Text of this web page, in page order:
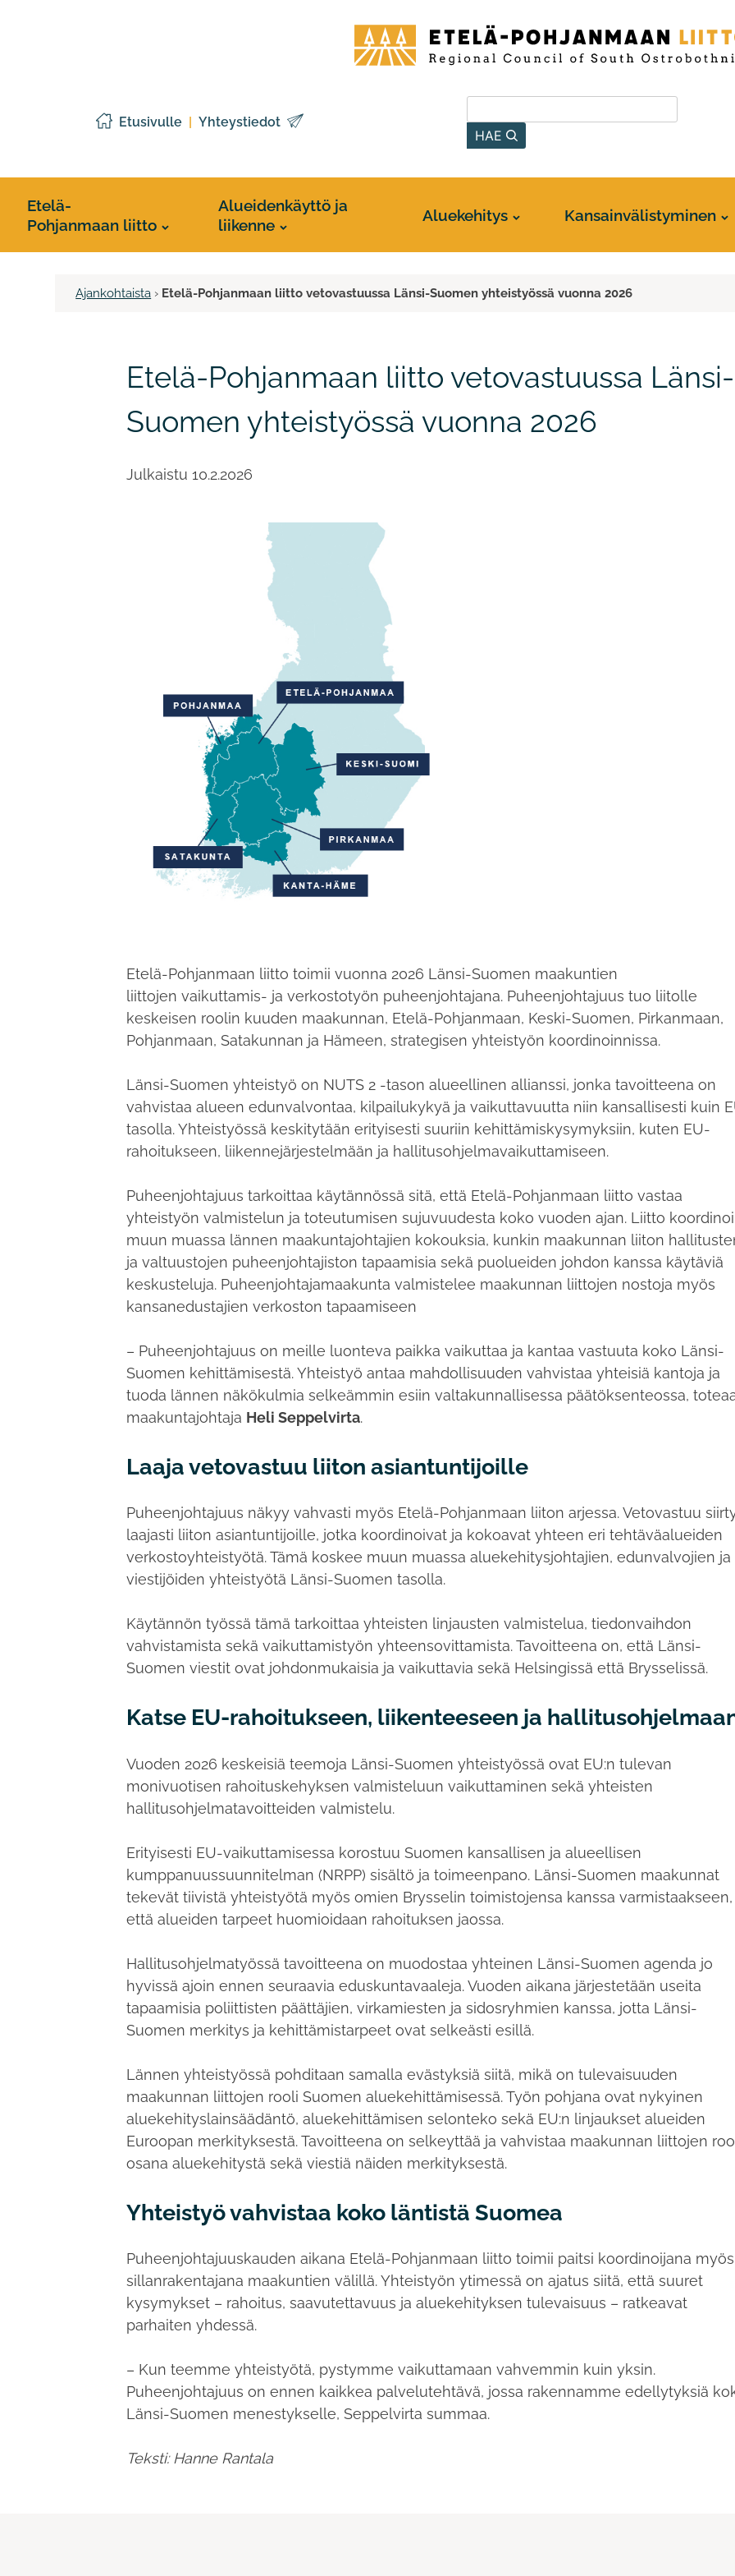
Pohjanmaan
liitto
Etusivulle Yhteystiedot
HAE
Etelä-
Pohjanmaan liitto
Alueidenkäyttö ja
liikenne
Aluekehitys Kansainvälistyminen
Ajankohtaista › Etelä-Pohjanmaan liitto vetovastuussa Länsi-Suomen yhteistyössä vuonna 2026
Etelä-Pohjanmaan liitto vetovastuussa Länsi-
Suomen yhteistyössä vuonna 2026
Julkaistu10.2.2026
Etelä-Pohjanmaan liitto toimii vuonna 2026 Länsi-Suomen maakuntien
liittojen vaikuttamis- ja verkostotyön puheenjohtajana. Puheenjohtajuus tuo liitolle
keskeisen roolin kuuden maakunnan, Etelä-Pohjanmaan, Keski-Suomen, Pirkanmaan,
Pohjanmaan, Satakunnan ja Hämeen, strategisen yhteistyön koordinoinnissa.
Länsi-Suomen yhteistyö on NUTS 2 -tason alueellinen allianssi, jonka tavoitteena on
vahvistaa alueen edunvalvontaa, kilpailukykyä ja vaikuttavuutta niin kansallisesti kuin
tasolla. Yhteistyössä keskitytään erityisesti suuriin kehittämiskysymyksiin, kuten EU-
rahoitukseen, liikennejärjestelmään ja hallitusohjelmavaikuttamiseen.
Puheenjohtajuus tarkoittaa käytännössä sitä, että Etelä-Pohjanmaan liitto vastaa
yhteistyön valmistelun ja toteutumisen sujuvuudesta koko vuoden ajan. Liitto koordinoi
muun muassa lännen maakuntajohtajien kokouksia, kunkin maakunnan liiton
ja valtuustojen puheenjohtajiston tapaamisia sekä puolueiden johdon kanssa käytäviä
keskusteluja. Puheenjohtajamaakunta valmistelee maakunnan liittojen nostoja myös
kansanedustajien verkoston tapaamiseen
– Puheenjohtajuus on meille luonteva paikka vaikuttaa ja kantaa vastuuta koko Länsi-
Suomen kehittämisestä. Yhteistyö antaa mahdollisuuden vahvistaa yhteisiä kantoja ja
tuoda lännen näkökulmia selkeämmin esiin valtakunnallisessa päätöksenteossa,
maakuntajohtaja Heli Seppelvirta.
Laaja vetovastuu liiton asiantuntijoille
Puheenjohtajuus näkyy vahvasti myös Etelä-Pohjanmaan liiton arjessa. Vetovastuu
laajasti liiton asiantuntijoille, jotka koordinoivat ja kokoavat yhteen eri tehtäväalueiden
verkostoyhteistyötä. Tämä koskee muun muassa aluekehitysjohtajien, edunvalvojien ja
viestijöiden yhteistyötä Länsi-Suomen tasolla.
Käytännön työssä tämä tarkoittaa yhteisten linjausten valmistelua, tiedonvaihdon
vahvistamista sekä vaikuttamistyön yhteensovittamista. Tavoitteena on, että Länsi-
Suomen viestit ovat johdonmukaisia ja vaikuttavia sekä Helsingissä että Brysselissä.
Katse EU-rahoitukseen, liikenteeseen ja
Vuoden 2026 keskeisiä teemoja Länsi-Suomen yhteistyössä ovat EU:n tulevan
monivuotisen rahoituskehyksen valmisteluun vaikuttaminen sekä yhteisten
hallitusohjelmatavoitteiden valmistelu.
Erityisesti EU-vaikuttamisessa korostuu Suomen kansallisen ja alueellisen
kumppanuussuunnitelman (NRPP) sisältö ja toimeenpano. Länsi-Suomen maakunnat
tekevät tiivistä yhteistyötä myös omien Brysselin toimistojensa kanssa varmistaakseen,
että alueiden tarpeet huomioidaan rahoituksen jaossa.
Hallitusohjelmatyössä tavoitteena on muodostaa yhteinen Länsi-Suomen agenda jo
hyvissä ajoin ennen seuraavia eduskuntavaaleja. Vuoden aikana järjestetään useita
tapaamisia poliittisten päättäjien, virkamiesten ja sidosryhmien kanssa, jotta Länsi-
Suomen merkitys ja kehittämistarpeet ovat selkeästi esillä.
Lännen yhteistyössä pohditaan samalla evästyksiä siitä, mikä on tulevaisuuden
maakunnan liittojen rooli Suomen aluekehittämisessä. Työn pohjana ovat nykyinen
aluekehityslainsäädäntö, aluekehittämisen selonteko sekä EU:n linjaukset alueiden
Euroopan merkityksestä. Tavoitteena on selkeyttää ja vahvistaa maakunnan liittojen
osana aluekehitystä sekä viestiä näiden merkityksestä.
Yhteistyö vahvistaa koko läntistä Suomea
Puheenjohtajuuskauden aikana Etelä-Pohjanmaan liitto toimii paitsi koordinoijana myös
sillanrakentajana maakuntien välillä. Yhteistyön ytimessä on ajatus siitä, että suuret
kysymykset – rahoitus, saavutettavuus ja aluekehityksen tulevaisuus – ratkeavat
parhaiten yhdessä.
– Kun teemme yhteistyötä, pystymme vaikuttamaan vahvemmin kuin yksin.
Puheenjohtajuus on ennen kaikkea palvelutehtävä, jossa rakennamme edellytyksiä
Länsi-Suomen menestykselle, Seppelvirta summaa.
Teksti: Hanne Rantala